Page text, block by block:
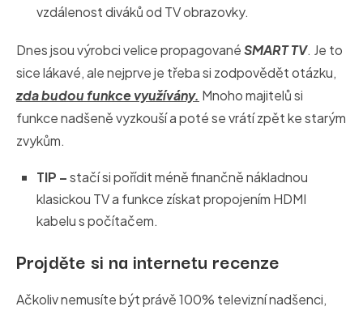
vzdálenost diváků od TV obrazovky.
Dnes jsou výrobci velice propagovanéSMART TV. Je to
sice lákavé, ale nejprve je třeba si zodpovědět otázku,
zda budou funkce využívány. Mnoho majitelů si
funkce nadšeně vyzkouší a poté se vrátí zpět ke starým
zvykům.
TIP –stačí si pořídit méně finančně nákladnou
klasickou TV a funkce získat propojením HDMI
kabelu s počítačem.
Projděte si na internetu recenze
Ačkoliv nemusíte být právě 100% televizní nadšenci,